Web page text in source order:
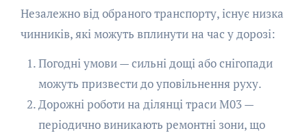
Незалежно від обраного транспорту, існує низка
чинників, які можуть вплинути на час у дорозі:
Погодні умови — сильні дощі або снігопади
можуть призвести до уповільнення руху.
Дорожні роботи на ділянці траси М03 —
періодично виникають ремонтні зони, що